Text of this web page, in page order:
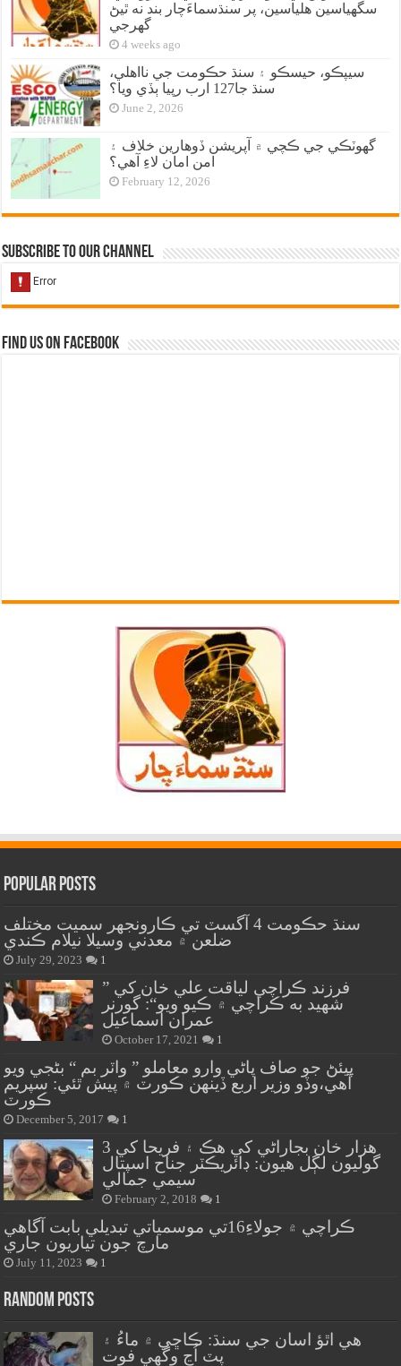
سگهياسين هلياسين، پر سنڌسماءَچار بند نه ٿيڻ
گهرجي
4 weeks ago
سيپڪو، حيسڪو ۽ سنڌ حڪومت جي نااهلي،
سنڌ جا127 ارب رپيا ٻڏي ويا؟
June 2, 2026
گهوٽڪي جي ڪچي ۾ آپريشن ڏوهارين خلاف ۽
امن امان لاءِ آهي؟
February 12, 2026
Subscribe to our Channel
Find us on Facebook
Popular Posts
سنڌ حڪومت 4 آگسٽ تي ڪارونجهر سميت مختلف
ضلعن ۾ معدني وسيلا نيلام ڪندي
July 29, 2023 1
” فرزند ڪراچي لياقت علي خان کي
شهيد به ڪراچي ۾ ڪيو ويو“: گورنر
عمران اسماعيل
October 17, 2021 1
پيئڻ جو صاف پاڻي وارو معاملو ” واٽر بم “ بڻجي ويو
آهي،وڏو وزير اربع ڏينهن ڪورٽ ۾ پيش ٿئي: سپريم
ڪورٽ
December 5, 2017 1
هزار خان بجاراڻي کي هڪ ۽ فريحا کي 3
گوليون لڳل هيون: ڊائريڪٽر جناح اسپتال
سيمي جمالي
February 2, 2018 1
ڪراچي ۾ جولاءِ16تي موسمياتي تبديلي بابت آگاهي
مارچ جون تياريون جاري
July 11, 2023 1
Random Posts
هي اٿؤ اسان جي سنڌ: ڪاڇي ۾ ماءُ ۽
پٽ اُڃ وگهي فوت